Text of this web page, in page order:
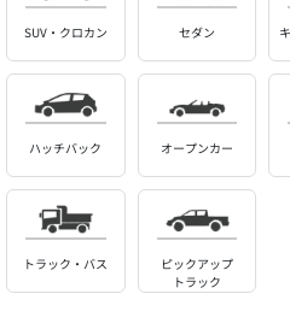
SUV・クロカン セダン
ハッチバック オープンカー
トラック・バス
ピックアップ
トラック